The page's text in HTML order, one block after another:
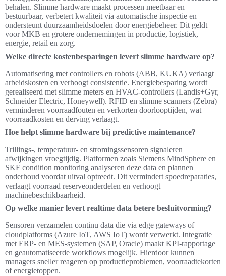
behalen. Slimme hardware maakt processen meetbaar en
bestuurbaar, verbetert kwaliteit via automatische inspectie en
ondersteunt duurzaamheidsdoelen door energiebeheer. Dit geldt
voor MKB en grotere ondernemingen in productie, logistiek,
energie, retail en zorg.
Welke directe kostenbesparingen levert slimme hardware op?
Automatisering met controllers en robots (ABB, KUKA) verlaagt
arbeidskosten en verhoogt consistentie. Energiebesparing wordt
gerealiseerd met slimme meters en HVAC-controllers (Landis+Gyr,
Schneider Electric, Honeywell). RFID en slimme scanners (Zebra)
verminderen voorraadfouten en verkorten doorlooptijden, wat
voorraadkosten en derving verlaagt.
Hoe helpt slimme hardware bij predictive maintenance?
Trillings-, temperatuur- en stromingssensoren signaleren
afwijkingen vroegtijdig. Platformen zoals Siemens MindSphere en
SKF condition monitoring analyseren deze data en plannen
onderhoud voordat uitval optreedt. Dit vermindert spoedreparaties,
verlaagt voorraad reserveonderdelen en verhoogt
machinebeschikbaarheid.
Op welke manier levert realtime data betere besluitvorming?
Sensoren verzamelen continu data die via edge gateways of
cloudplatforms (Azure IoT, AWS IoT) wordt verwerkt. Integratie
met ERP- en MES-systemen (SAP, Oracle) maakt KPI-rapportage
en geautomatiseerde workflows mogelijk. Hierdoor kunnen
managers sneller reageren op productieproblemen, voorraadtekorten
of energietoppen.